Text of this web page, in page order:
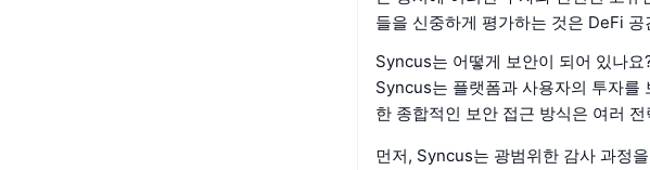
들을 신중하게 평가하는 것은 DeFi
Syncus는 어떻게 보안이 되어 있나요
Syncus는 플랫폼과 사용자의 투자를
한 종합적인 보안 접근 방식은 여러
먼저, Syncus는 광범위한 감사 과정